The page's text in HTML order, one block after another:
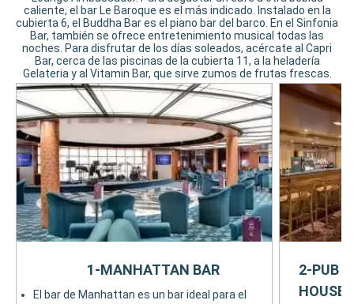
caliente, el bar Le Baroque es el más indicado. Instalado en la
cubierta 6, el Buddha Bar es el piano bar del barco. En el Sinfonia
Bar, también se ofrece entretenimiento musical todas las
noches. Para disfrutar de los días soleados, acércate al Capri
Bar, cerca de las piscinas de la cubierta 11, a la heladería
Gelateria y al Vitamin Bar, que sirve zumos de frutas frescas.
El bar de Manhattan es un bar ideal para el
1-MANHATTAN BAR
2-PUB
HOUSE